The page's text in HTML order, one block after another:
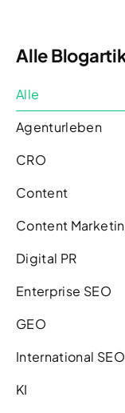
Alle
Alle
Agenturleben
CRO
Content
Content
Digital PR
Enterprise SEO
GEO
International SEO
KI